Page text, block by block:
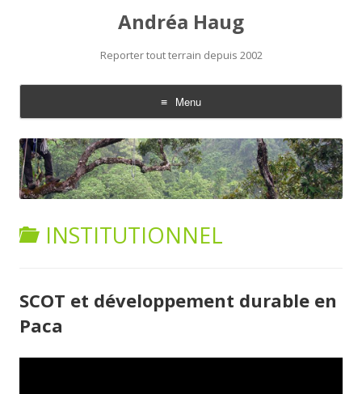
Andréa Haug
Reporter tout terrain depuis 2002
Menu
Aller au contenu
INSTITUTIONNEL
SCOT et développement durable en
Paca